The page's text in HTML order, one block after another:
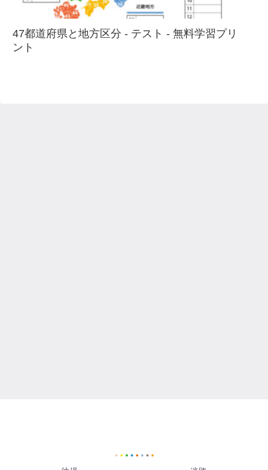
47都道府県と地方区分 - テスト - 無料学習プリ
ント